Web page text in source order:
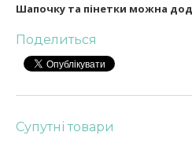
Шапочку та пінетки можна
Поделиться
Супутні товари